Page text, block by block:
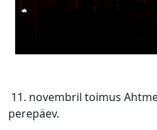
11. novembril toimus
perepäev.